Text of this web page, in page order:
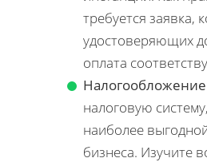
требуется заявка,
удостоверяющих
оплата
налоговую
наиболее
бизнеса. Изучите